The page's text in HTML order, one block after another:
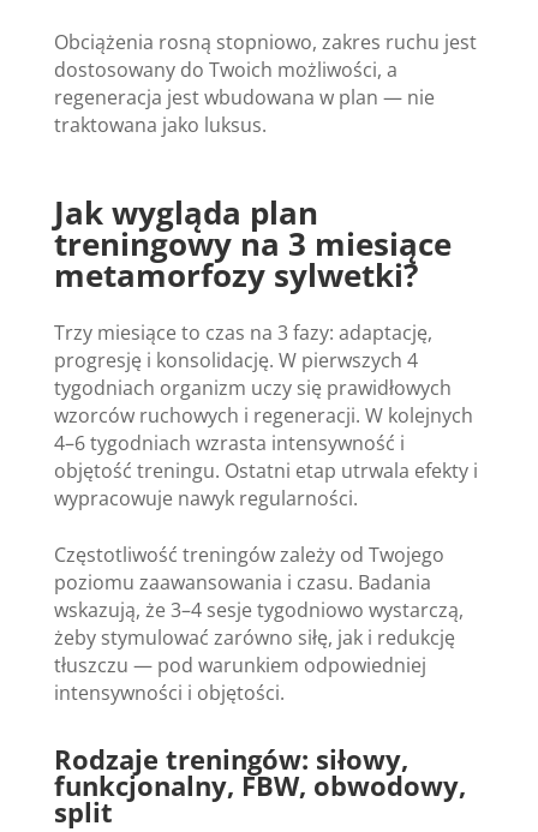
Obciążenia rosną stopniowo, zakres ruchu jest
dostosowany do Twoich możliwości, a
regeneracja jest wbudowana w plan — nie
traktowana jako luksus.
Jak wygląda plan
treningowy na 3 miesiące
metamorfozy sylwetki?
Trzy miesiące to czas na 3 fazy: adaptację,
progresję i konsolidację. W pierwszych 4
tygodniach organizm uczy się prawidłowych
wzorców ruchowych i regeneracji. W kolejnych
4–6 tygodniach wzrasta intensywność i
objętość treningu. Ostatni etap utrwala efekty i
wypracowuje nawyk regularności.
Częstotliwość treningów zależy od Twojego
poziomu zaawansowania i czasu. Badania
wskazują, że 3–4 sesje tygodniowo wystarczą,
żeby stymulować zarówno siłę, jak i redukcję
tłuszczu — pod warunkiem odpowiedniej
intensywności i objętości.
Rodzaje treningów: siłowy,
funkcjonalny, FBW, obwodowy,
split